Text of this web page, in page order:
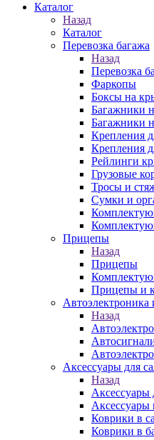
Каталог
Назад
Каталог
Перевозка багажа
Назад
Перевозка
Фаркопы
Боксы на
Багажники
Багажники
Крепления
Крепления
Рейлинги
Грузовые
Тросы и
Сумки и
Прицепы
Назад
Прицепы
Прицепы и
Назад
Аксессуары для
Назад
Аксессуары
Аксессуары
Коврики в
Коврики в